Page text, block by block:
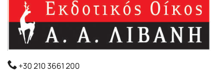
+30 210 3661 200